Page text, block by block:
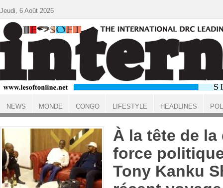
ACCUEIL
À la tête de la
force
Tony Kanku
Jeudi, 6 Août 2026
NEWS MONDE CONGO LIFESTYLE HEADLINES